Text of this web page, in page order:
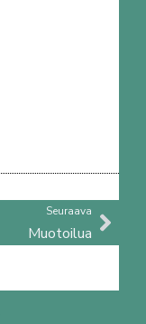
Seuraava
Muotoilua